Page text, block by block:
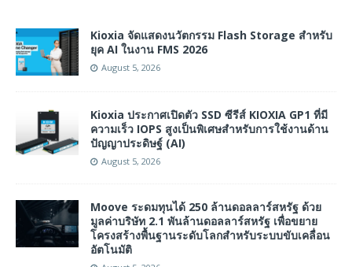
Kioxia จัดแสดงนวัตกรรม Flash Storage สำหรับ
ยุค AI ในงาน FMS 2026
August 5, 2026
Kioxia ประกาศเปิดตัว SSD ซีรีส์ KIOXIA GP1 ที่มี
ความเร็ว IOPS สูงเป็นพิเศษสำหรับการใช้งานด้าน
ปัญญาประดิษฐ์ (AI)
August 5, 2026
Moove ระดมทุนได้ 250 ล้านดอลลาร์สหรัฐ ด้วย
มูลค่าบริษัท 2.1 พันล้านดอลลาร์สหรัฐ เพื่อขยาย
โครงสร้างพื้นฐานระดับโลกสำหรับระบบขับเคลื่อน
อัตโนมัติ